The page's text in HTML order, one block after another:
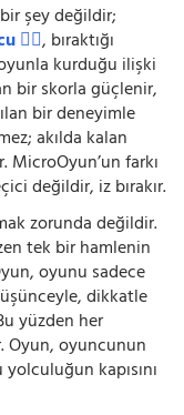
şey değildir;
🧍‍♂️, bıraktığı
kurduğu ilişki
bir skorla güçlenir,
bir deneyimle
akılda kalan
farkı
değildir, iz bırakır.
zorunda değildir.
tek bir hamlenin
oyunu sadece
dikkatle
yüzden her
oyuncunun
kapısını